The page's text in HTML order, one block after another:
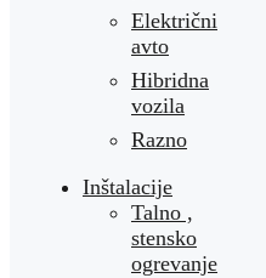
Električni
avto
Hibridna
vozila
Razno
Inštalacije
Talno ,
stensko
ogrevanje